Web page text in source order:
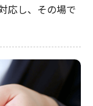
応し、その場で